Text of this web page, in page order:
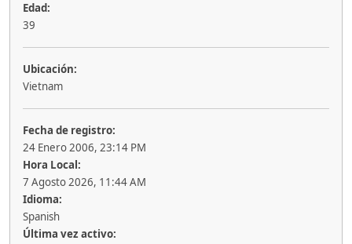
Edad:
39
Ubicación:
Vietnam
Fecha de registro:
24 Enero 2006, 23:14 PM
Hora Local:
7 Agosto 2026, 11:44 AM
Idioma:
Spanish
Última vez activo: